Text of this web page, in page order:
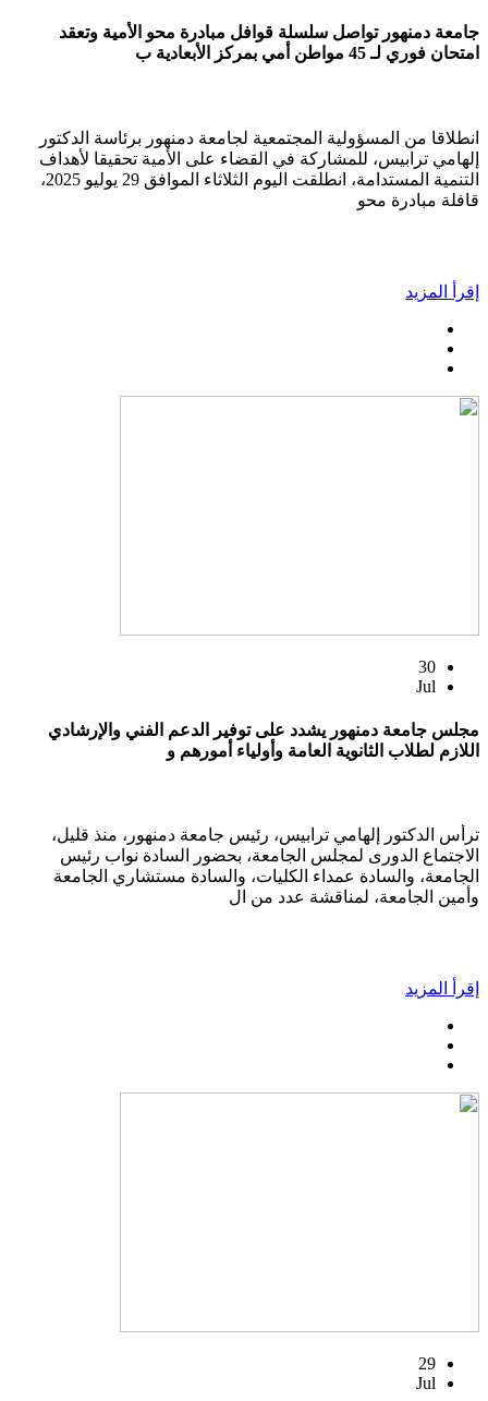
جامعة دمنهور تواصل سلسلة قوافل مبادرة محو الأمية وتعقد
امتحان فوري لـ 45 مواطن أمي بمركز الأبعادية ب
انطلاقا من المسؤولية المجتمعية لجامعة دمنهور برئاسة الدكتور
إلهامي ترابيس، للمشاركة في القضاء على الأمية تحقيقا لأهداف
التنمية المستدامة، انطلقت اليوم الثلاثاء الموافق 29 يوليو 2025،
قافلة مبادرة محو
إقرأ المزيد
30
Jul
مجلس جامعة دمنهور يشدد على توفير الدعم الفني والإرشادي
اللازم لطلاب الثانوية العامة وأولياء أمورهم و
ترأس الدكتور إلهامي ترابيس، رئيس جامعة دمنهور، منذ قليل،
الاجتماع الدورى لمجلس الجامعة، بحضور السادة نواب رئيس
الجامعة، والسادة عمداء الكليات، والسادة مستشاري الجامعة
وأمين الجامعة، لمناقشة عدد من ال
إقرأ المزيد
29
Jul